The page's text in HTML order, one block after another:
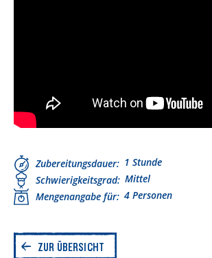
Zubereitungsdauer
1 Stunde
Schwierigkeitsgrad Mittel
Mengenangabe für 4 Personen
ZUR ÜBERSICHT